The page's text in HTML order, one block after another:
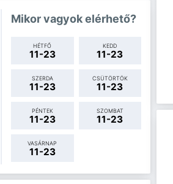
Mikor vagyok elérhető?
HÉTFŐ
11-23
KEDD
11-23
SZERDA
11-23
CSÜTÖRTÖK
11-23
PÉNTEK
11-23
SZOMBAT
11-23
VASÁRNAP
11-23